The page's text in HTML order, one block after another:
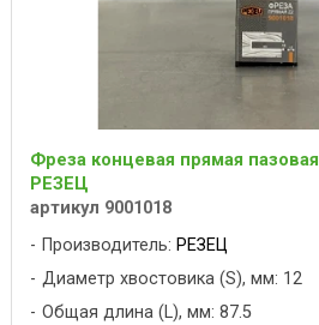
Фреза концевая прямая пазовая
РЕЗЕЦ
артикул 9001018
Производитель: РЕЗЕЦ
Диаметр хвостовика (S), мм: 12
Общая длина (L), мм: 87.5